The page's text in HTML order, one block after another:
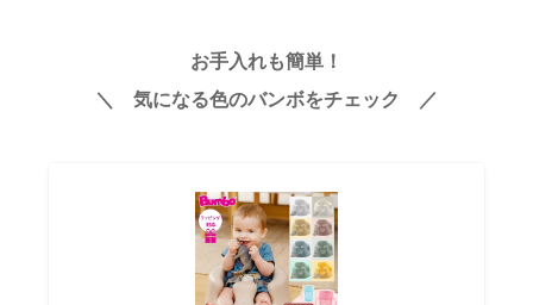
お手入れも簡単！
＼ 気になる色のバンボをチェック ／